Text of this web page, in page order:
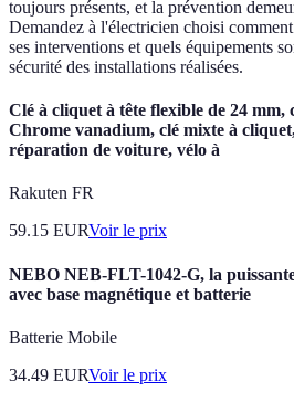
toujours présents, et la prévention
Demandez à l'électricien choisi
ses interventions et quels équipements
sécurité des installations réalisées.
Clé à cliquet à tête flexible de 24 mm,
Chrome vanadium, clé mixte à
réparation de voiture, vélo à
Rakuten FR
59.15 EURVoir le prix
NEBO NEB-FLT-1042-G, la
avec base magnétique et batterie
Batterie Mobile
34.49 EURVoir le prix